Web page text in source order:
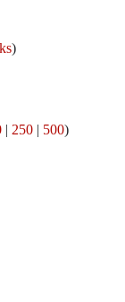
)
| 250 | 500)